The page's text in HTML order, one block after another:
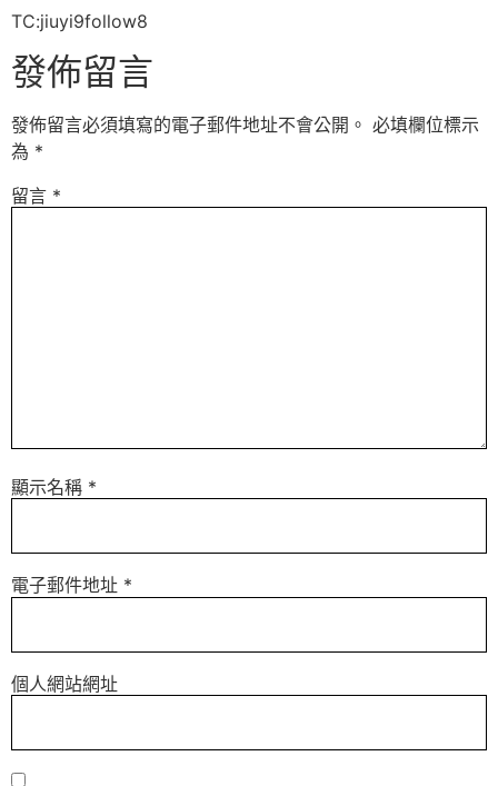
TC:jiuyi9follow8
發佈留言
發佈留言必須填寫的電子郵件地址不會公開。 必填欄位標示
為 *
留言 *
顯示名稱 *
電子郵件地址 *
個人網站網址